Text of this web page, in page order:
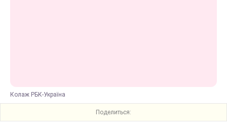
Колаж РБК-Україна
Поделиться: